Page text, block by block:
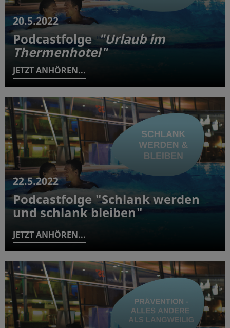
20.5.2022
Podcastfolge"Urlaub im
Thermenhotel"
JETZT ANHÖREN...
22.5.2022
Podcastfolge "Schlank werden
und schlank bleiben"
JETZT ANHÖREN...